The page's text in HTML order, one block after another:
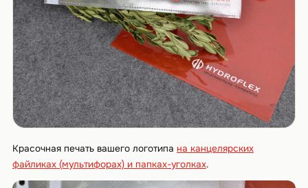
Красочная печать вашего логотипа на канцелярских
файликах (мультифорах) и папках-уголках.